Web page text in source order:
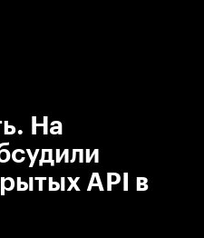
На
API в